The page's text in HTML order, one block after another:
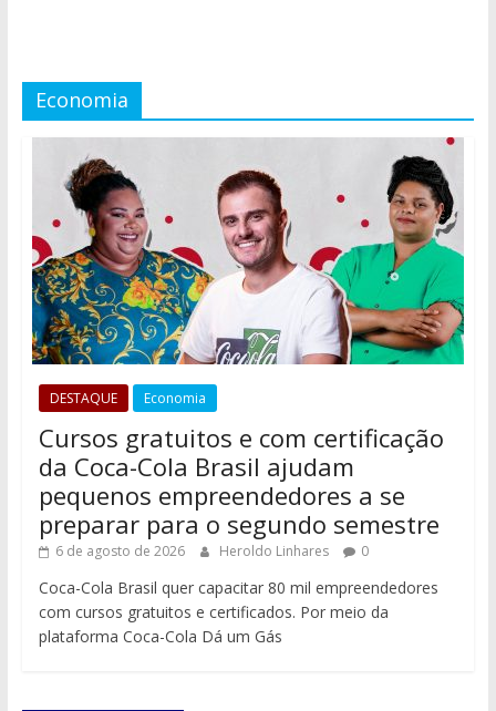
Economia
DESTAQUE Economia
Cursos gratuitos e com certificação
da Coca-Cola Brasil ajudam
pequenos empreendedores a se
preparar para o segundo semestre
6 de agosto de 2026 Heroldo Linhares 0
Coca-Cola Brasil quer capacitar 80 mil empreendedores
com cursos gratuitos e certificados. Por meio da
plataforma Coca-Cola Dá um Gás